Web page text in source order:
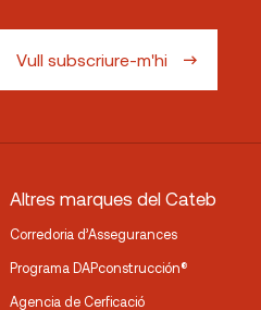
Vull subscriure-m'hi
Altres marques del Cateb
Corredoria d’Assegurances
Programa DAPconstrucción®
Agencia de Cerficació